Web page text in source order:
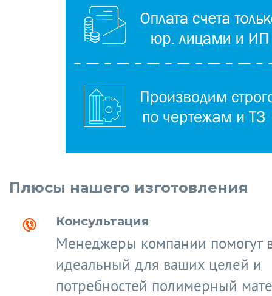
Плюсы нашего изготовления
Консультация
Менеджеры компании помогут
идеальный для ваших целей и
потребностей полимерный